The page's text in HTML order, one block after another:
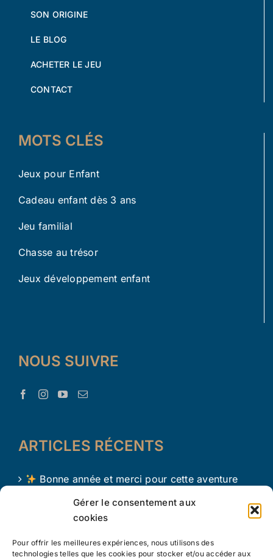
Gérer le consentement aux
cookies
Pour offrir les meilleures expériences, nous utilisons des
technologies telles que les cookies pour stocker et/ou accéder aux
SON ORIGINE
LE BLOG
ACHETER LE JEU
CONTACT
MOTS CLÉS
Jeux pour Enfant
Cadeau enfant dès 3 ans
Jeu familial
Chasse au trésor
Jeux développement enfant
NOUS SUIVRE
ARTICLES RÉCENTS
Bonne année et merci pour cette aventure
avec Le Trésor d’Aaron !
Le Trésor d Aaron en 2024 !
L’apprentissage par le jeu chez les tout petits